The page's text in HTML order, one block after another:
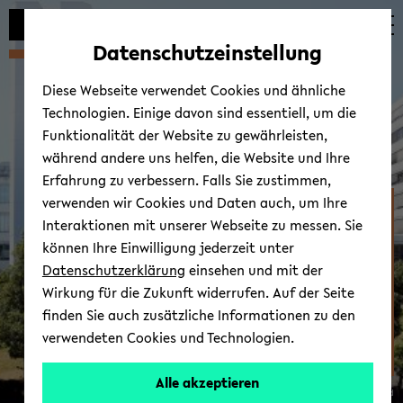
Automatische
vermeiden
zum
wechseln
zum
wechseln
zum
wechseln
Zen­trum für Kindheits-​
und Ju­gend­for­schung
© Uni­ver­si­tät Bie­le­feld
Datenschutzeinstellung
Diese Webseite verwendet Cookies und ähnliche
Technologien. Einige davon sind essentiell, um die
Funktionalität der Website zu gewährleisten,
während andere uns helfen, die Website und Ihre
Erfahrung zu verbessern. Falls Sie zustimmen,
verwenden wir Cookies und Daten auch, um Ihre
Interaktionen mit unserer Webseite zu messen. Sie
können Ihre Einwilligung jederzeit unter
Datenschutzerklärung einsehen und mit der
Wirkung für die Zukunft widerrufen. Auf der Seite
finden Sie auch zusätzliche Informationen zu den
verwendeten Cookies und Technologien.
Alle akzeptieren